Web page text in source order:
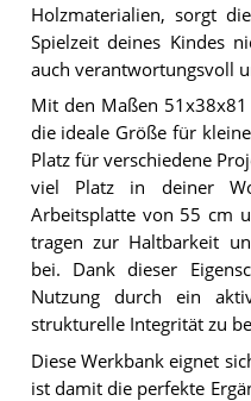
Holzmaterialien, sorgt
Spielzeit deines Kindes
auch verantwortungsvoll
Mit den Maßen
die ideale Größe für
Platz für verschiedene
viel Platz in deiner
Arbeitsplatte von 55 cm
tragen zur Haltbarkeit
bei. Dank dieser
Nutzung durch ein
strukturelle Integrität zu
Diese Werkbank eignet
ist damit die perfekte